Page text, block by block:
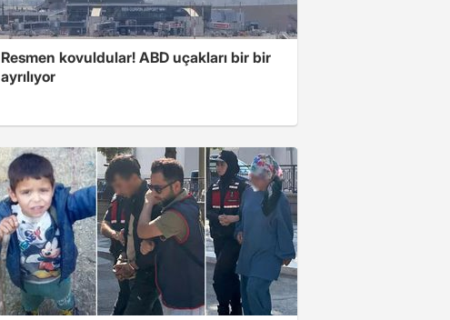
Resmen kovuldular! ABD uçakları bir bir
ayrılıyor